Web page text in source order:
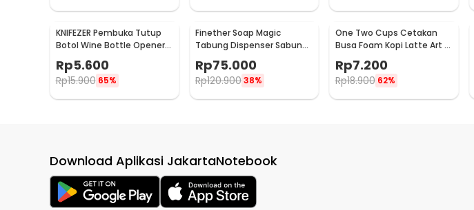
KNIFEZER Pembuka Tutup
Botol Wine Bottle Opener
Stainless Steel - WS01
Rp5.600
Rp15.900 65%
Finether Soap Magic
Tabung Dispenser Sabun
Rp75.000
Rp120.90038%
One Two Cups Cetakan
Busa Foam Kopi Latte Art 16
Rp7.200
Rp18.900 62%
Download Aplikasi JakartaNotebook